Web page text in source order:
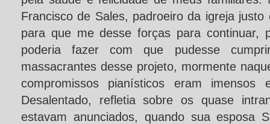
Francisco de Sales, padroeiro da igreja
para que me desse forças para continuar,
poderia fazer com que pudesse
massacrantes desse projeto, mormente
compromissos pianísticos eram
Desalentado, refletia sobre os quase
estavam anunciados, quando sua esposa